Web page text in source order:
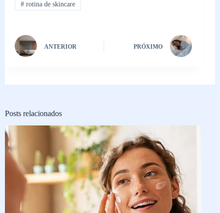
#rotina de skincare
ANTERIOR PRÓXIMO
Posts relacionados